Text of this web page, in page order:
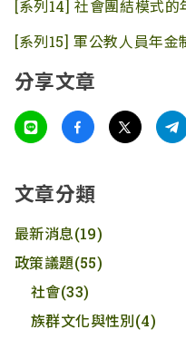
[系列14] 社會團結模式
[系列15] 軍公教人員年金
分享文章
文章分類
最新消息(19)
政策議題(55)
社會(33)
族群文化與性別(4)